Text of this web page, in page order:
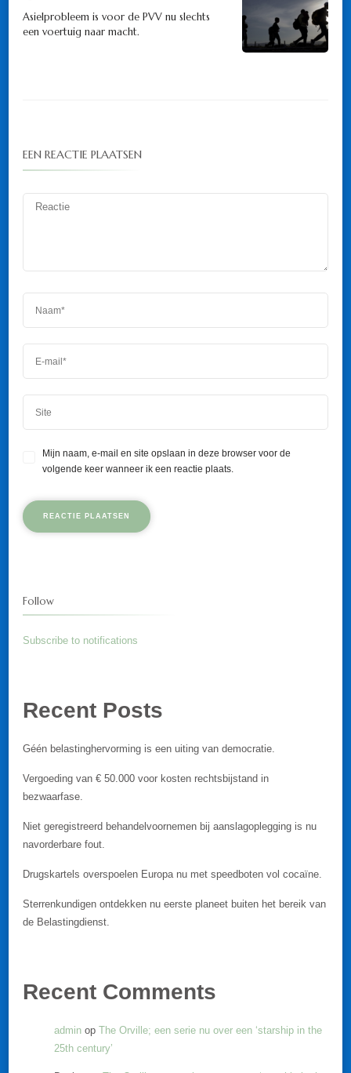
Asielprobleem is voor de PVV nu slechts
een voertuig naar macht.
EEN REACTIE PLAATSEN
Mijn naam, e-mail en site opslaan in deze browser voor de
volgende keer wanneer ik een reactie plaats.
Follow
Subscribe to notifications
Recent Posts
Géén belastinghervorming is een uiting van democratie.
Vergoeding van € 50.000 voor kosten rechtsbijstand in
bezwaarfase.
Niet geregistreerd behandelvoornemen bij aanslagoplegging is nu
navorderbare fout.
Drugskartels overspoelen Europa nu met speedboten vol cocaïne.
Sterrenkundigen ontdekken nu eerste planeet buiten het bereik van
de Belastingdienst.
Recent Comments
admin op The Orville; een serie nu over een ‘starship in the
25th century’